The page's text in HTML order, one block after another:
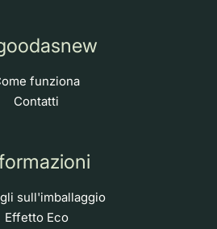
funziona
Contatti
sull'imballaggio
Effetto Eco